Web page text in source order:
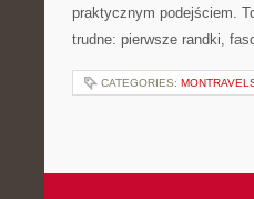
praktycznym podejściem.
trudne: pierwsze randki,
CATEGORIES: